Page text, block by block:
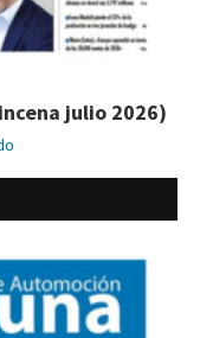
julio 2026)